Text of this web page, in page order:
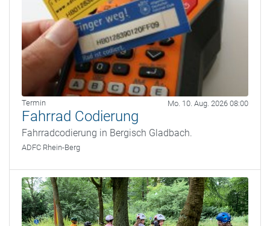
Termin Mo. 10. Aug. 2026 08:00
Fahrrad Codierung
Fahrradcodierung in Bergisch Gladbach.
ADFC Rhein-Berg